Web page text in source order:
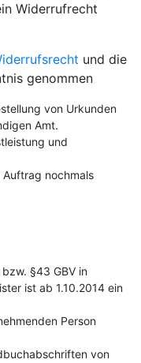
Widerrufrecht
und die
genommen
von Urkunden
Amt.
und
nochmals
§43 GBV in
ist ab 1.10.2014 ein
Person
von